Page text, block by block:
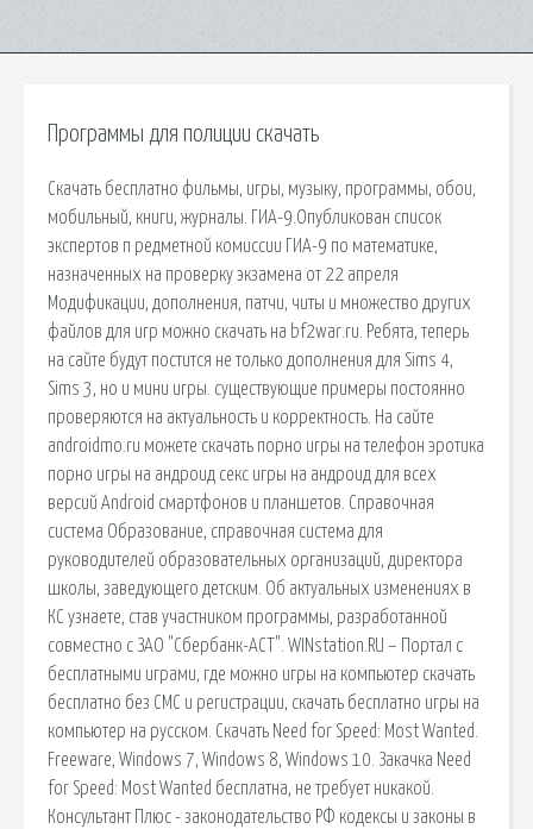
Программы для полиции скачать
Скачать бесплатно фильмы, игры, музыку, программы, обои,
мобильный, книги, журналы. ГИА-9.Опубликован список
экспертов п редметной комиссии ГИА-9 по математике,
назначенных на проверку экзамена от 22 апреля
Модификации, дополнения, патчи, читы и множество других
файлов для игр можно скачать на bf2war.ru. Ребята, теперь
на сайте будут постится не только дополнения для Sims 4,
Sims 3, но и мини игры. существующие примеры постоянно
проверяются на актуальность и корректность. На сайте
androidmo.ru можете скачать порно игры на телефон эротика
порно игры на андроид секс игры на андроид для всех
версий Android смартфонов и планшетов. Справочная
система Образование, справочная система для
руководителей образовательных организаций, директора
школы, заведующего детским. Об актуальных изменениях в
КС узнаете, став участником программы, разработанной
совместно с ЗАО "Сбербанк-АСТ". WINstation.RU – Портал с
бесплатными играми, где можно игры на компьютер скачать
бесплатно без СМС и регистрации, скачать бесплатно игры на
компьютер на русском. Скачать Need for Speed: Most Wanted.
Freeware, Windows 7, Windows 8, Windows 10. Закачка Need
for Speed: Most Wanted бесплатна, не требует никакой.
Консультант Плюс - законодательство РФ кодексы и законы в